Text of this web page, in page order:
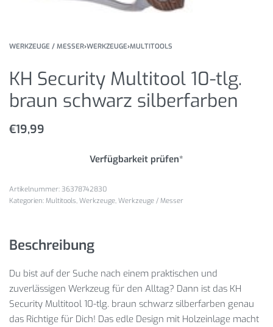
WERKZEUGE / MESSER›WERKZEUGE›MULTITOOLS
KH Security Multitool 10-tlg.
braun schwarz silberfarben
€19,99
Verfügbarkeit prüfen*
36378742830
Kategorien: Multitools, Werkzeuge, Werkzeuge / Messer
Beschreibung
Du bist auf der Suche nach einem praktischen und
zuverlässigen Werkzeug für den Alltag? Dann ist das KH
Security Multitool 10-tlg. braun schwarz silberfarben genau
das Richtige für Dich! Das edle Design mit Holzeinlage macht